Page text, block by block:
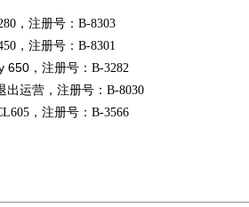
，注册号：B-8303
，注册号：B-8301
650 ，注册号：B-3282
出运营，注册号：B-8030
，注册号：B-3566